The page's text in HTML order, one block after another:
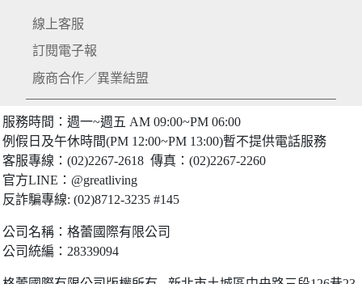
線上客服
訂閱電子報
廠商合作／異業結盟
服務時間：週一~週五 AM 09:00~PM 06:00
例假日及午休時間(PM 12:00~PM 13:00)暫不提供電話服務
客服專線：(02)2267-2618 傳真：(02)2267-2260
官方LINE：@greatliving
反詐騙專線: (02)8712-3235 #145
公司名稱：格蕾國際有限公司
公司統編：28339094